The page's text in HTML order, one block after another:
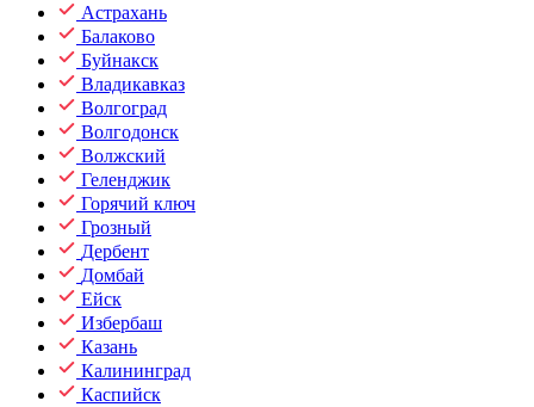
Астрахань
Балаково
Буйнакск
Владикавказ
Волгоград
Волгодонск
Волжский
Геленджик
Горячий ключ
Грозный
Дербент
Домбай
Ейск
Избербаш
Казань
Калининград
Каспийск